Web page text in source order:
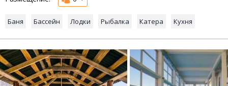
Баня Бассейн Лодки Рыбалка Катера Кухня